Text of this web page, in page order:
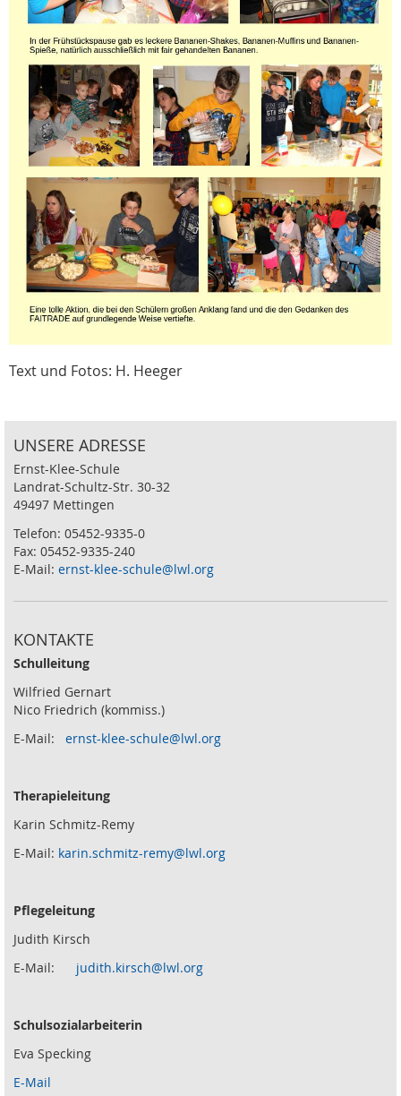
Text und Fotos: H. Heeger
UNSERE ADRESSE
Ernst-Klee-Schule
Landrat-Schultz-Str. 30-32
49497 Mettingen
Telefon: 05452-9335-0
Fax: 05452-9335-240
E-Mail: ernst-klee-schule@lwl.org
KONTAKTE
Schulleitung
Wilfried Gernart
Nico Friedrich (kommiss.)
E-Mail: ernst-klee-schule@lwl.org
Therapieleitung
Karin Schmitz-Remy
E-Mail: karin.schmitz-remy@lwl.org
Pflegeleitung
Judith Kirsch
E-Mail: judith.kirsch@lwl.org
Schulsozialarbeiterin
Eva Specking
E-Mail